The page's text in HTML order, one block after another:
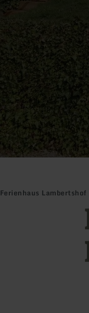
Ferienhaus Lambertshof